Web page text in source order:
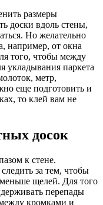
размеры
доски вдоль стены,
Но желательно
например, от окна
того, чтобы между
укладывания паркета
метр,
еще подготовить и
то клей вам не
досок
к стене.
за тем, чтобы
щелей. Для того
перепады
кромками и